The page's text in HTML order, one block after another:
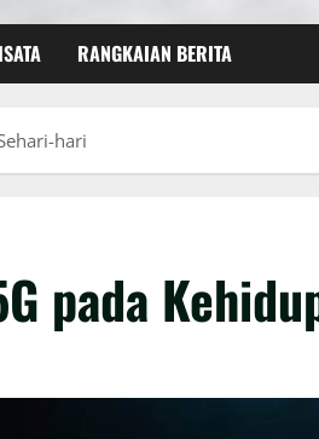
RANGKAIAN BERITA
hari
pada